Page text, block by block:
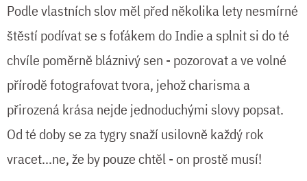
Podle vlastních slov měl před několika lety nesmírné
štěstí podívat se s foťákem do Indie a splnit si do té
chvíle poměrně bláznivý sen - pozorovat a ve volné
přírodě fotografovat tvora, jehož charisma a
přirozená krása nejde jednoduchými slovy popsat.
Od té doby se za tygry snaží usilovně každý rok
vracet...ne, že by pouze chtěl - on prostě musí!